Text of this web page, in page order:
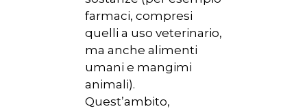
farmaci, compresi
quelli a uso veterinario,
ma anche alimenti
umani e mangimi
animali).
Quest’ambito,